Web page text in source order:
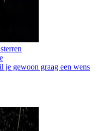
je gewoon graag een wens